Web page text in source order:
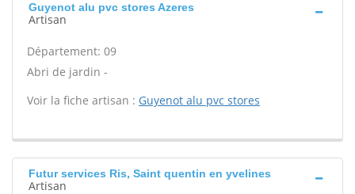
Guyenot alu pvc stores Azeres
Artisan
Département: 09
Abri de jardin -
Voir la fiche artisan : Guyenot alu pvc stores
Futur services Ris, Saint quentin en yvelines
Artisan